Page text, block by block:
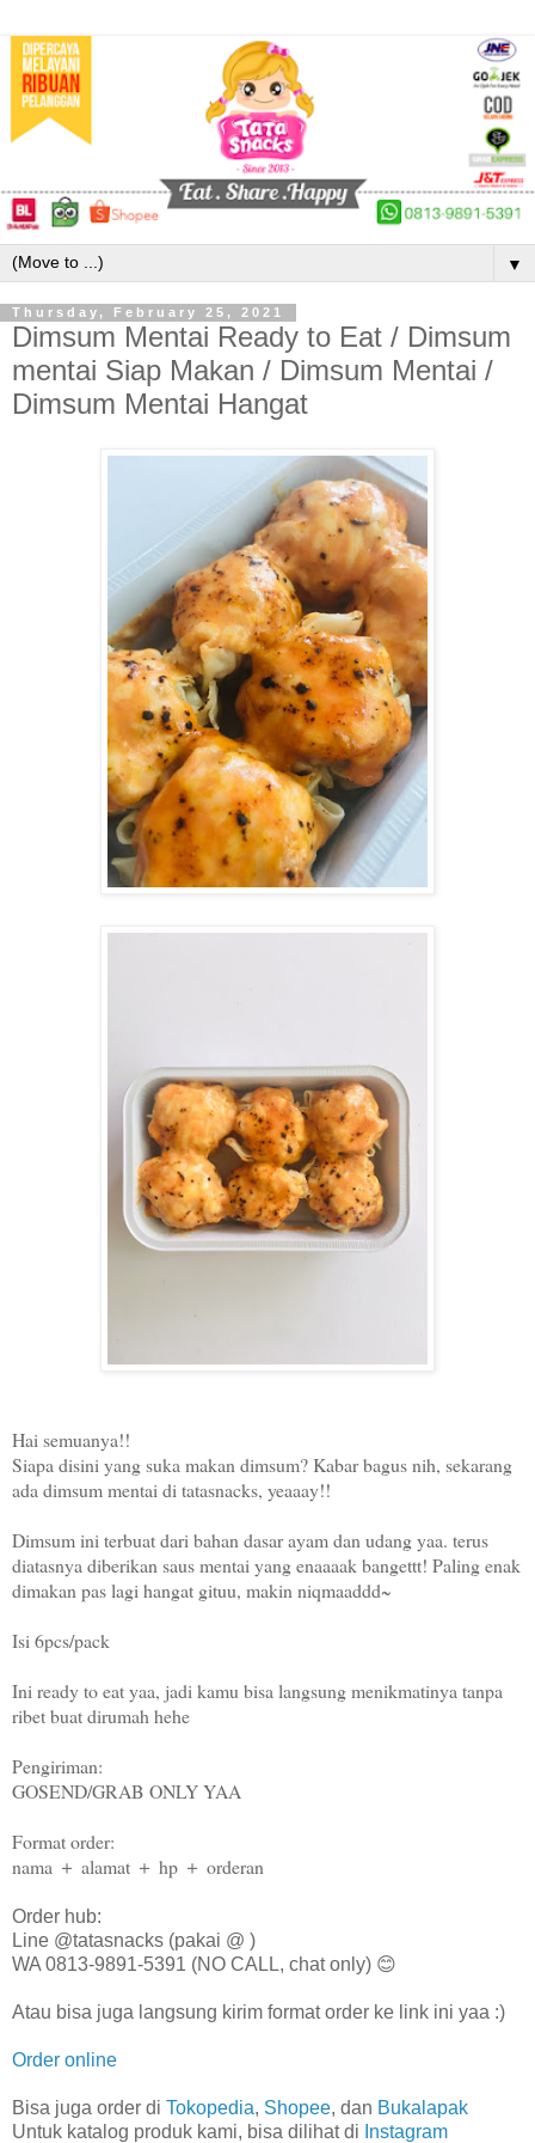
▼
Thursday, February 25, 2021
Dimsum Mentai Ready to Eat / Dimsum
mentai Siap Makan / Dimsum Mentai /
Dimsum Mentai Hangat
Hai semuanya!!
Siapa disini yang suka makan dimsum? Kabar bagus nih, sekarang
ada dimsum mentai di tatasnacks, yeaaay!!
Dimsum ini terbuat dari bahan dasar ayam dan udang yaa. terus
diatasnya diberikan saus mentai yang enaaaak bangettt! Paling enak
dimakan pas lagi hangat gituu, makin niqmaaddd~
Isi 6pcs/pack
Ini ready to eat yaa, jadi kamu bisa langsung menikmatinya tanpa
ribet buat dirumah hehe
Pengiriman:
GOSEND/GRAB ONLY YAA
Format order:
nama ＋ alamat ＋ hp ＋ orderan
Order hub:
Line @tatasnacks (pakai @ )
WA 0813-9891-5391 (NO CALL, chat only) 😊
Atau bisa juga langsung kirim format order ke link ini yaa :)
Order online
Bisa juga order di Tokopedia, Shopee, dan Bukalapak
Untuk katalog produk kami, bisa dilihat di Instagram